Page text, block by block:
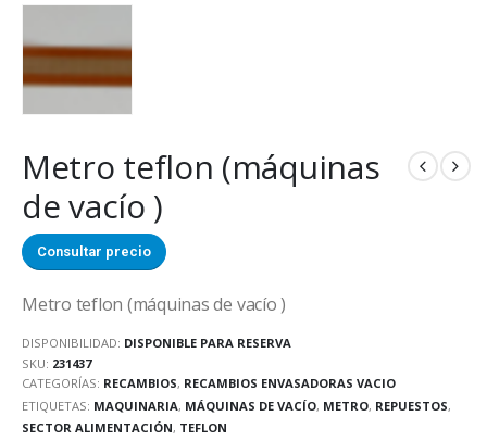
Metro teflon (máquinas
de vacío )
Consultar precio
Metro teflon (máquinas de vacío )
DISPONIBILIDAD: DISPONIBLE PARA RESERVA
SKU: 231437
CATEGORÍAS: RECAMBIOS, RECAMBIOS ENVASADORAS VACIO
ETIQUETAS: MAQUINARIA, MÁQUINAS DE VACÍO, METRO, REPUESTOS,
SECTOR ALIMENTACIÓN, TEFLON